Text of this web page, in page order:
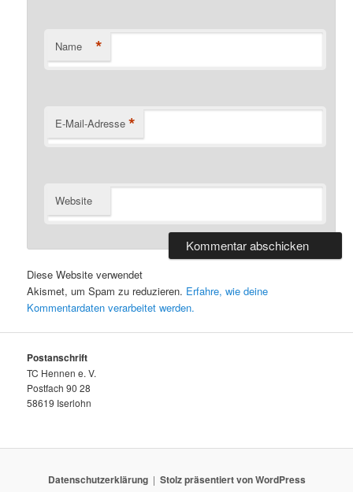
Name *
E-Mail-Adresse *
Website
Diese Website verwendet
Akismet, um Spam zu reduzieren. Erfahre, wie deine
Kommentardaten verarbeitet werden.
Postanschrift
TC Hennen e. V.
Postfach 90 28
58619 Iserlohn
Datenschutzerklärung Stolz präsentiert von WordPress